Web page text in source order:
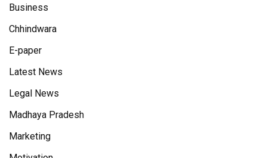
Business
Chhindwara
E-paper
Latest News
Legal News
Madhaya Pradesh
Marketing